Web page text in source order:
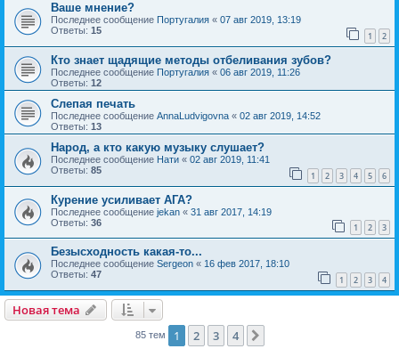
Ваше мнение?
Последнее сообщение Португалия « 07 авг 2019, 13:19
Ответы: 15 1 2
Кто знает щадящие методы отбеливания зубов?
Последнее сообщение Португалия « 06 авг 2019, 11:26
Ответы: 12
Слепая печать
Последнее сообщение AnnaLudvigovna « 02 авг 2019, 14:52
Ответы: 13
Народ, а кто какую музыку слушает?
Последнее сообщение Нати « 02 авг 2019, 11:41
Ответы: 85 1 2 3 4 5 6
Курение усиливает АГА?
Последнее сообщение jekan « 31 авг 2017, 14:19
Ответы: 36 1 2 3
Безысходность какая-то...
Последнее сообщение Sergeon « 16 фев 2017, 18:10
Ответы: 47 1 2 3 4
Новая тема
85 тем 1 2 3 4